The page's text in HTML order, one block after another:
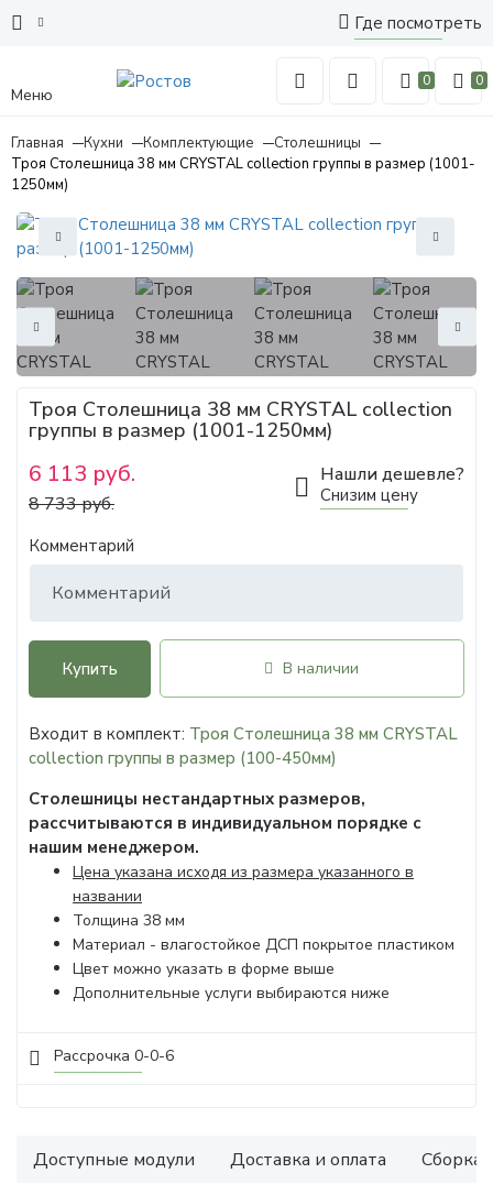
Где посмотреть
Меню
0 0
Главная Кухни Комплектующие
Столешницы
Троя Столешница 38 мм CRYSTAL collection группы в размер (1001-
1250мм)
Рассрочка 0-0-6
Троя Столешница 38 мм CRYSTAL collection
группы в размер (1001-1250мм)
6 113 руб.
8 733 руб.
Нашли дешевле?
Снизим цену
Комментарий
Купить В наличии
Входит в комплект: Троя Столешница 38 мм CRYSTAL
collection группы в размер (100-450мм)
Столешницы нестандартных размеров,
рассчитываются в индивидуальном порядке с
нашим менеджером.
Цена указана исходя из размера указанного в
названии
Толщина 38 мм
Материал - влагостойкое ДСП покрытое пластиком
Цвет можно указать в форме выше
Дополнительные услуги выбираются ниже
Доступные модули Доставка и оплата Сборка